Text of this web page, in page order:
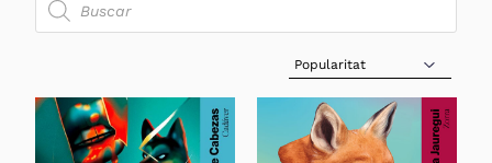
Sort Products